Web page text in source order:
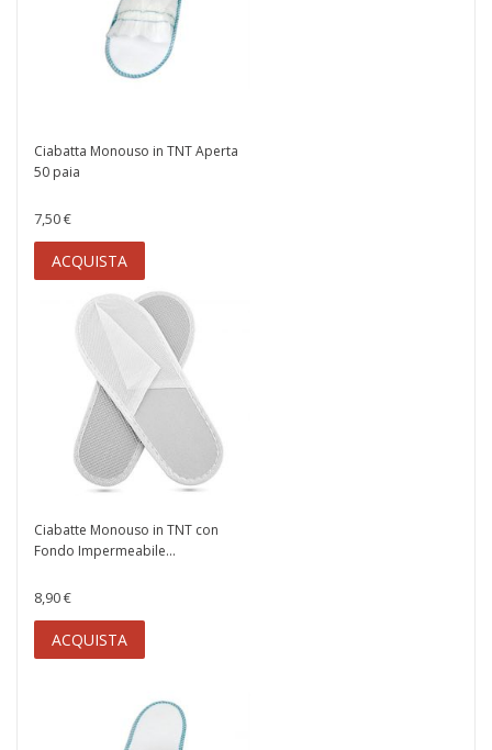
Ciabatta Monouso in TNT Aperta
50 paia
7,50 €
ACQUISTA
Ciabatte Monouso in TNT con
Fondo Impermeabile...
8,90 €
ACQUISTA